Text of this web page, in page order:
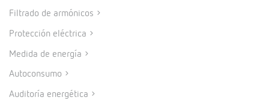
Filtrado de armónicos
Protección eléctrica
Medida de energía
Autoconsumo
Auditoría energética